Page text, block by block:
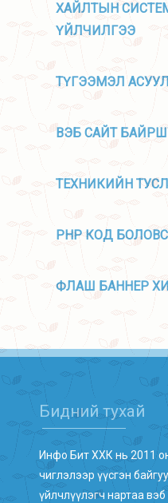
ХАЙЛТЫН
ҮЙЛЧИЛГЭЭ
ТҮГЭЭМЭЛ
ВЭБ САЙТ
ТЕХНИКИЙН
PHP КОД
ФЛАШ БАННЕР
Бидний тухай
Инфо Бит ХХК нь 2011
чиглэлээр үүсгэн
үйлчлүүлэгч нартаа